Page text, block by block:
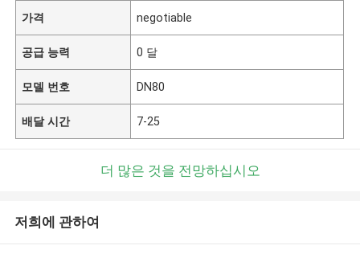
가격 negotiable
공급 능력 0 달
모델 번호 DN80
배달 시간 7-25
더 많은 것을 전망하십시오
저희에 관하여